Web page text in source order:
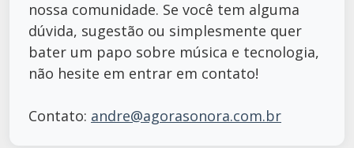
nossa comunidade. Se você tem alguma
dúvida, sugestão ou simplesmente quer
bater um papo sobre música e tecnologia,
não hesite em entrar em contato!
Contato: andre@agorasonora.com.br